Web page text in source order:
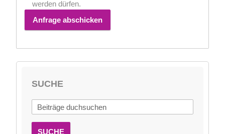
werden dürfen.
Anfrage abschicken
SUCHE
SUCHE